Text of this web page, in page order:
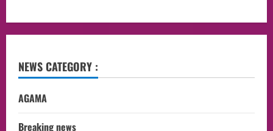
NEWS CATEGORY :
AGAMA
Breaking news